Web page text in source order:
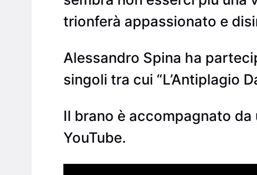
trionferà appassionato e
Alessandro Spina ha
singoli tra cui “L’Antiplagio
Il brano è accompagnato
YouTube.